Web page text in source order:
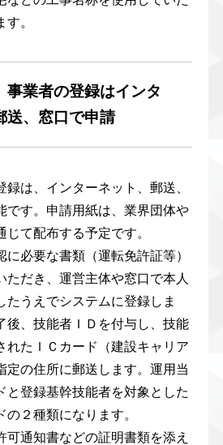
。
業者の登録はインタ
送、窓口で申請
は、インターネット、郵送、
です。申請用紙は、業界団体や
て配布する予定です。
必要な書類（運転免許証等）
ただき、運営主体や窓口で本人
たうえでシステムに登録しま
後、技能者ＩＤを付与し、技能
れたＩＣカード（建設キャリア
定の住所に郵送します。運用当
と登録基幹技能者を対象とした
の２種類になります。
可通知書などの証明書類を添え